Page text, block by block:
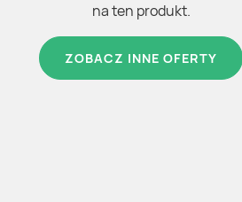
na ten produkt.
ZOBACZ INNE OFERTY